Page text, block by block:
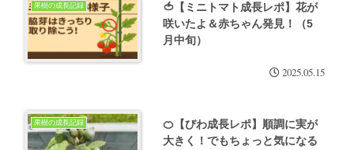
果樹の成長記録
🍅【ミニトマト成長レポ】花が
咲いたよ＆赤ちゃん発見！（5
月中旬）
2025.05.15
果樹の成長記録
🍊【びわ成長レポ】順調に実が
大きく！でもちょっと気になる